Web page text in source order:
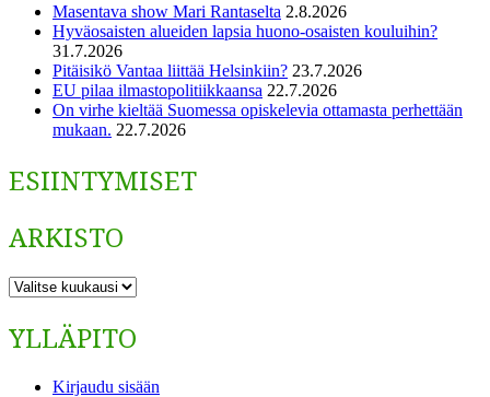
Masentava show Mari Rantaselta 2.8.2026
Hyväosaisten alueiden lapsia huono-osaisten kouluihin?
31.7.2026
Pitäisikö Vantaa liittää Helsinkiin? 23.7.2026
EU pilaa ilmastopolitiikkaansa 22.7.2026
On virhe kieltää Suomessa opiskelevia ottamasta perhettään
mukaan. 22.7.2026
ESIINTYMISET
ARKISTO
ARKISTO
YLLÄPITO
Kirjaudu sisään